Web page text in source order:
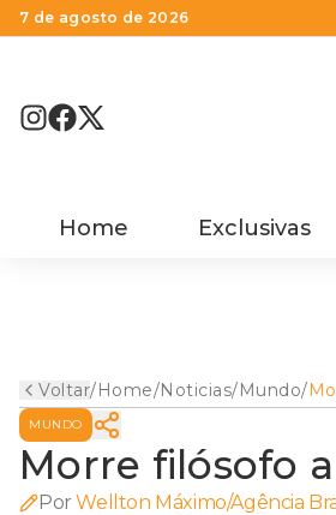
7 de agosto de 2026
Home Exclusivas
Voltar/Home/Noticias/Mundo/
MUNDO
Morre filósofo
Por Wellton Máximo/Agência